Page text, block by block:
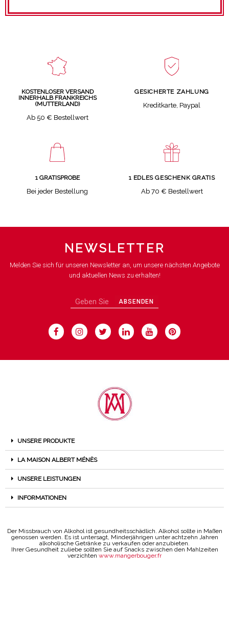
KOSTENLOSER VERSAND
INNERHALB FRANKREICHS
(MUTTERLAND)
Ab 50 € Bestellwert
GESICHERTE ZAHLUNG
Kreditkarte, Paypal
1 GRATISPROBE
Bei jeder Bestellung
1 EDLES GESCHENK GRATIS
Ab 70 € Bestellwert
NEWSLETTER
Melden Sie sich für unseren Newsletter an, um unsere nächsten Angebote
und aktuellen News zu erhalten!
ABSENDEN
UNSERE PRODUKTE
LA MAISON ALBERT MÉNÈS
UNSERE LEISTUNGEN
INFORMATIONEN
Der Missbrauch von Alkohol ist gesundheitsschädlich. Alkohol sollte in Maßen
genossen werden. Es ist untersagt, Minderjährigen unter achtzehn Jahren
alkoholische Getränke zu verkaufen oder anzubieten.
Ihrer Gesundheit zuliebe sollten Sie auf Snacks zwischen den Mahlzeiten
verzichten www.mangerbouger.fr